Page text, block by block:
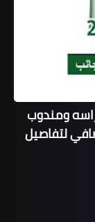
ومندوب
في معرض وسائق براتب 3000صافي لتفاصيل